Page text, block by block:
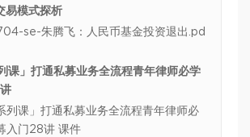
易模式探析
se-朱腾飞：人民币基金投资退出.pd
课」打通私募业务全流程青年律师必学
列课」打通私募业务全流程青年律师必
入门28讲 课件